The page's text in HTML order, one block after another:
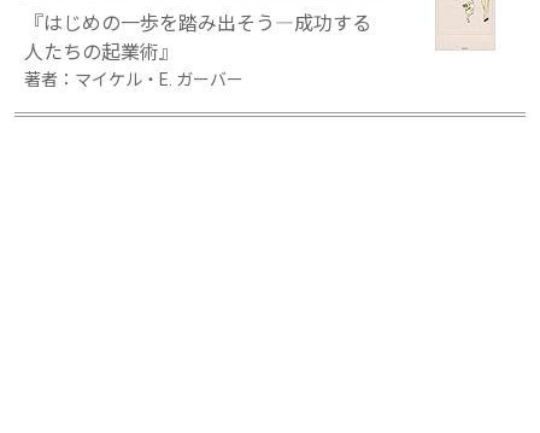
『はじめの一歩を踏み出そう―成功する
人たちの起業術』
著者：マイケル・E. ガーバー